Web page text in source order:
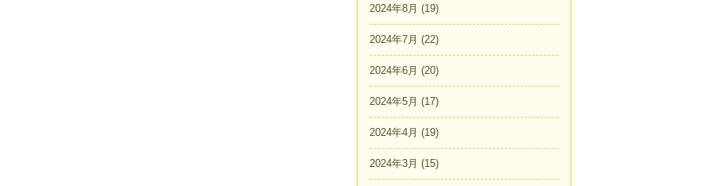
2024年8月 (19)
2024年7月 (22)
2024年6月 (20)
2024年5月 (17)
2024年4月 (19)
2024年3月 (15)